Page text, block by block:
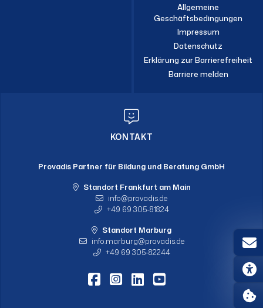
Allgemeine
Geschäftsbedingungen
Impressum
Datenschutz
Erklärung zur Barrierefreiheit
Barriere melden
KONTAKT
Provadis Partner für Bildung und Beratung GmbH
Standort Frankfurt am Main
info
provadis.de
+49 69 305-81824
Standort Marburg
info.marburg
provadis.de
+49 69 305-82244